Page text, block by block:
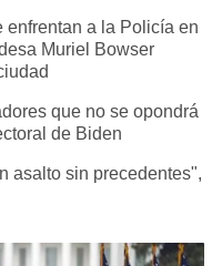
enfrentan a la Policía en
Muriel Bowser
que no se opondrá
de Biden
asalto sin precedentes",